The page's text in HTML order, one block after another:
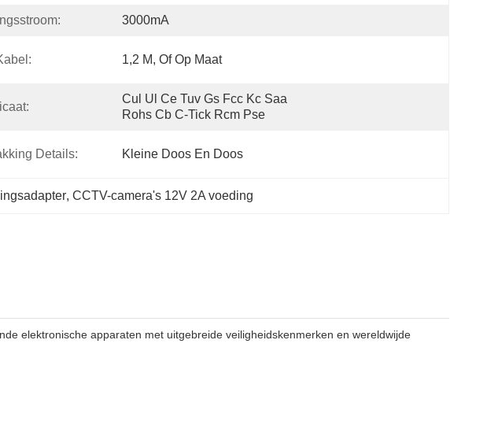
3000mA
1,2 M, Of Op Maat
Cul Ul Ce Tuv Gs Fcc Kc Saa
Rohs Cb C-Tick Rcm Pse
Details: Kleine Doos En Doos
, CCTV-camera's 12V 2A voeding
elektronische apparaten met uitgebreide veiligheidskenmerken en wereldwijde